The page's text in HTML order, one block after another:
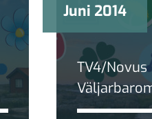
Juni 2014
TV4/Novus
2014: